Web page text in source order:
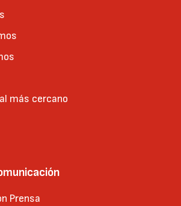
más cercano
Prensa